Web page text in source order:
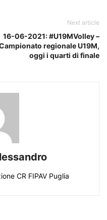
Next article
16-06-2021: #U19MVolley –
regionale U19M,
oggi i quarti di finale
CR FIPAV Puglia